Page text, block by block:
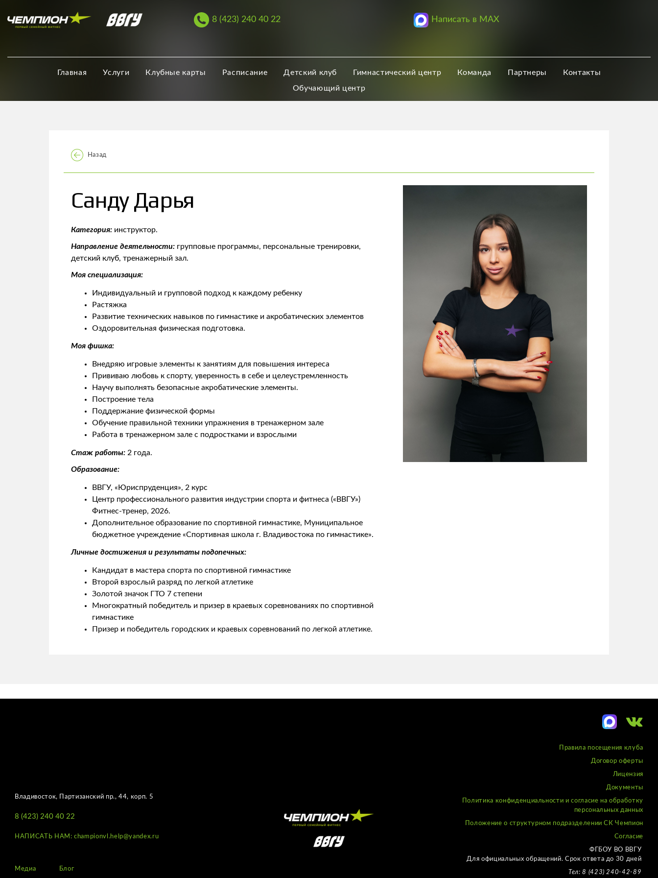
8 (423) 240 40 22 Написать в MAX
Главная Услуги Клубные карты Расписание Детский клуб Гимнастический центр Команда Партнеры Контакты
Обучающий центр
Назад
Санду Дарья
Категория: инструктор.
Направление деятельности: групповые программы, персональные тренировки,
детский клуб, тренажерный зал.
Моя специализация:
Индивидуальный и групповой подход к каждому ребенку
Растяжка
Развитие технических навыков по гимнастике и акробатических элементов
Оздоровительная физическая подготовка.
Моя фишка:
Внедряю игровые элементы к занятиям для повышения интереса
Прививаю любовь к спорту, уверенность в себе и целеустремленность
Научу выполнять безопасные акробатические элементы.
Построение тела
Поддержание физической формы
Обучение правильной техники упражнения в тренажерном зале
Работа в тренажерном зале с подростками и взрослыми
Стаж работы: 2 года.
Образование:
ВВГУ, «Юриспруденция», 2 курс
Центр профессионального развития индустрии спорта и фитнеса («ВВГУ»)
Фитнес-тренер, 2026.
Дополнительное образование по спортивной гимнастике, Муниципальное
бюджетное учреждение «Спортивная школа г. Владивостока по гимнастике».
Личные достижения и результаты подопечных:
Кандидат в мастера спорта по спортивной гимнастике
Второй взрослый разряд по легкой атлетике
Золотой значок ГТО 7 степени
Многократный победитель и призер в краевых соревнованиях по спортивной
гимнастике
Призер и победитель городских и краевых соревнований по легкой атлетике.
Владивосток, Партизанский пр., 44, корп. 5
8 (423) 240 40 22
НАПИСАТЬ НАМ: championvl.help@yandex.ru
Медиа Блог
Правила посещения клуба
Договор оферты
Лицензия
Документы
Политика конфиденциальности и согласие на обработку
персональных данных
Положение о структурном подразделении СК Чемпион
Согласие
ФГБОУ ВО ВВГУ
Для официальных обращений. Срок ответа до 30 дней
Тел: 8 (423) 240-42-89